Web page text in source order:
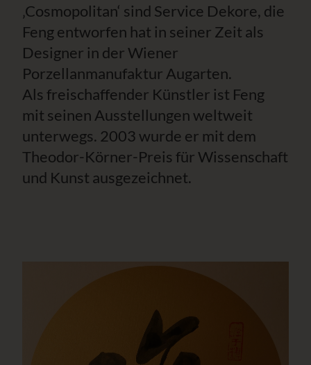
‚Cosmopolitan‘ sind Service Dekore, die
Feng entworfen hat in seiner Zeit als
Designer in der Wiener
Porzellanmanufaktur Augarten.
Als freischaffender Künstler ist Feng
mit seinen Ausstellungen weltweit
unterwegs. 2003 wurde er mit dem
Theodor-Körner-Preis für Wissenschaft
und Kunst ausgezeichnet.